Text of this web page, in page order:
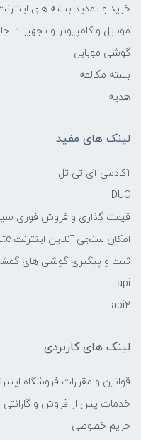
خرید و تمدید بسته های
موبایل و کامپیوتر و تجهیزات
گوشی موبایل
بسته مکالمه
هدیه
لینک های مفید
آکادمی آی تی تل
DUC
قیمت گذاری و فروش فوری
امکان سنجی آنلاین اینترنت TD-Lte
ثبت و پیگیری گوشی های
api
api2
لینک های کاربردی
قوانین و مقررات فروشگاه
خدمات پس از فروش و گارانتی
حریم خصوصی